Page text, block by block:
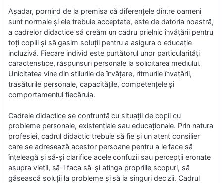
Aşadar, pornind de la premisa că diferenţele dintre oameni
sunt normale şi ele trebuie acceptate, este de datoria noastră,
a cadrelor didactice să creăm un cadru prielnic învăţării pentru
toţi copiii şi să gasim soluţii pentru a asigura o educaţie
incluzivă. Fiecare individ este purtătorul unor particularităţi
caracteristice, răspunsuri personale la solicitarea mediului.
Unicitatea vine din stilurile de învăţare, ritmurile învaţării,
trasăturile personale, capacităţile, competenţele şi
comportamentul fiecăruia.
Cadrele didactice se confruntă cu situaţii de copii cu
probleme personale, existenţiale sau educaţionale. Prin natura
profesiei, cadrul didactic trebuie să fie şi un atent consilier
care se adresează acestor persoane pentru a le face să
înţeleagă şi să-şi clarifice acele confuzii sau percepţii eronate
asupra vieţii, să-i faca să-şi atinga propriile scopuri, să
găsească soluţii la probleme şi să ia singuri decizii. Cadrul